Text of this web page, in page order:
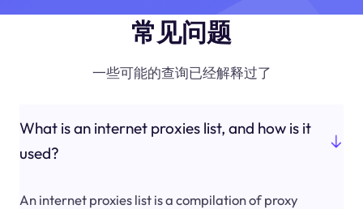
常见问题
一些可能的查询已经解释过了
What is an internet proxies list, and how is it
used?
An internet proxies list is a compilation of proxy